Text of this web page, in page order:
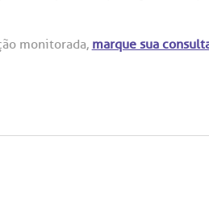
monitorada, marque sua